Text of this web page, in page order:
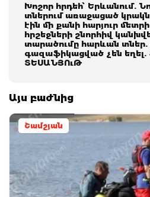
Խոշոր հրդեհ՝ Երևանում.
տներում առաջացած կրակն
էին մի քանի հարյուր
հրշեջների շնորհիվ
տարածումը հարևան
գազաֆիկացված չեն
ՏԵՍԱՆՅՈւԹ
Այս բաժնից
Շամշյան